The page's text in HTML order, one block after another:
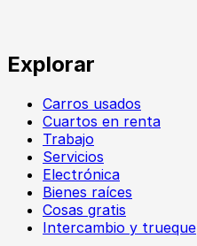
Explorar
Carros usados
Cuartos en renta
Trabajo
Servicios
Electrónica
Bienes raíces
Cosas gratis
Intercambio y trueque